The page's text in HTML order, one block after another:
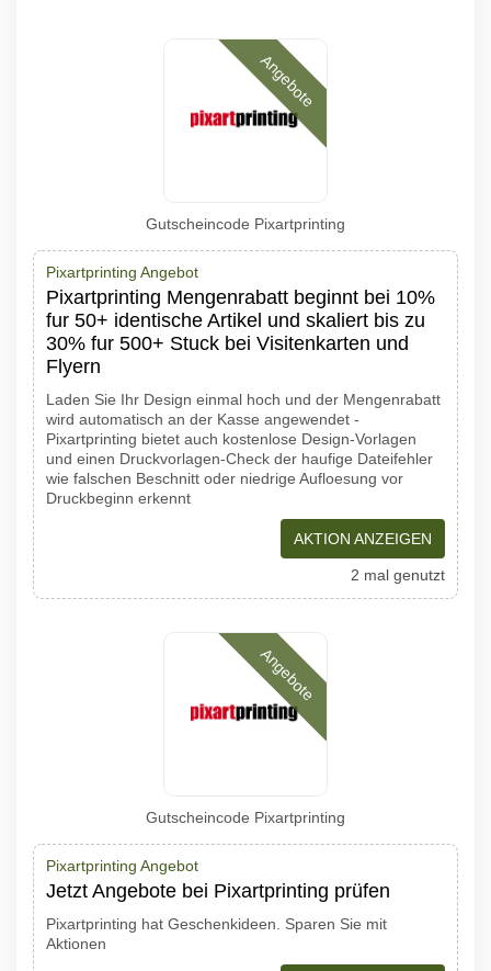
Angebote
Gutscheincode Pixartprinting
Pixartprinting Angebot
Pixartprinting Mengenrabatt beginnt bei 10%
fur 50+ identische Artikel und skaliert bis zu
30% fur 500+ Stuck bei Visitenkarten und
Flyern
Laden Sie Ihr Design einmal hoch und der Mengenrabatt
wird automatisch an der Kasse angewendet -
Pixartprinting bietet auch kostenlose Design-Vorlagen
und einen Druckvorlagen-Check der haufige Dateifehler
wie falschen Beschnitt oder niedrige Aufloesung vor
Druckbeginn erkennt
AKTION ANZEIGEN
2 mal genutzt
Angebote
Gutscheincode Pixartprinting
Pixartprinting Angebot
Jetzt Angebote bei Pixartprinting prüfen
Pixartprinting hat Geschenkideen. Sparen Sie mit
Aktionen